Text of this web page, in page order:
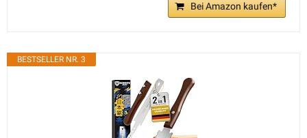
Bei Amazon kaufen*
BESTSELLER NR. 3